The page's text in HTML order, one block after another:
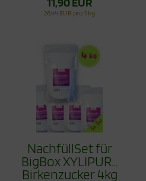
26,44 EUR pro 1 kg
NachfüllSet für
BigBox XYLIPUR®
Birkenzucker 4kg